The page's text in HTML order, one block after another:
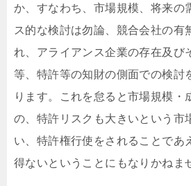
か、すなわち、市場規模、将来の
ス的な検討は勿論、競合会社の有
れ、アライアンス企業の存在及び
等、特許等の知財の側面での検討
ります。これを怠ると市場規模・
の、特許リスクも大きいという市
い、特許権行使をされることであ
得ないということにもなりかねま